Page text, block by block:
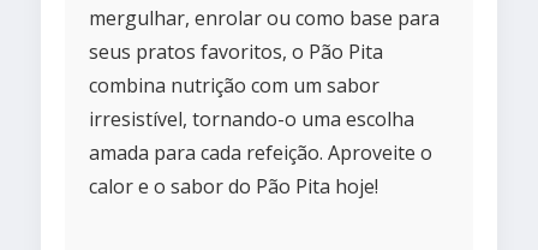
mergulhar, enrolar ou como base para
seus pratos favoritos, o Pão Pita
combina nutrição com um sabor
irresistível, tornando-o uma escolha
amada para cada refeição. Aproveite o
calor e o sabor do Pão Pita hoje!